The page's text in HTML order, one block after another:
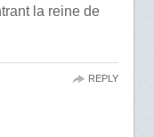
la reine de
REPLY